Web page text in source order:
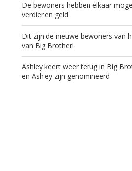
De bewoners hebben elkaar
verdienen geld
Dit zijn de nieuwe bewoners van
van Big Brother!
Ashley keert weer terug in Big
en Ashley zijn genomineerd